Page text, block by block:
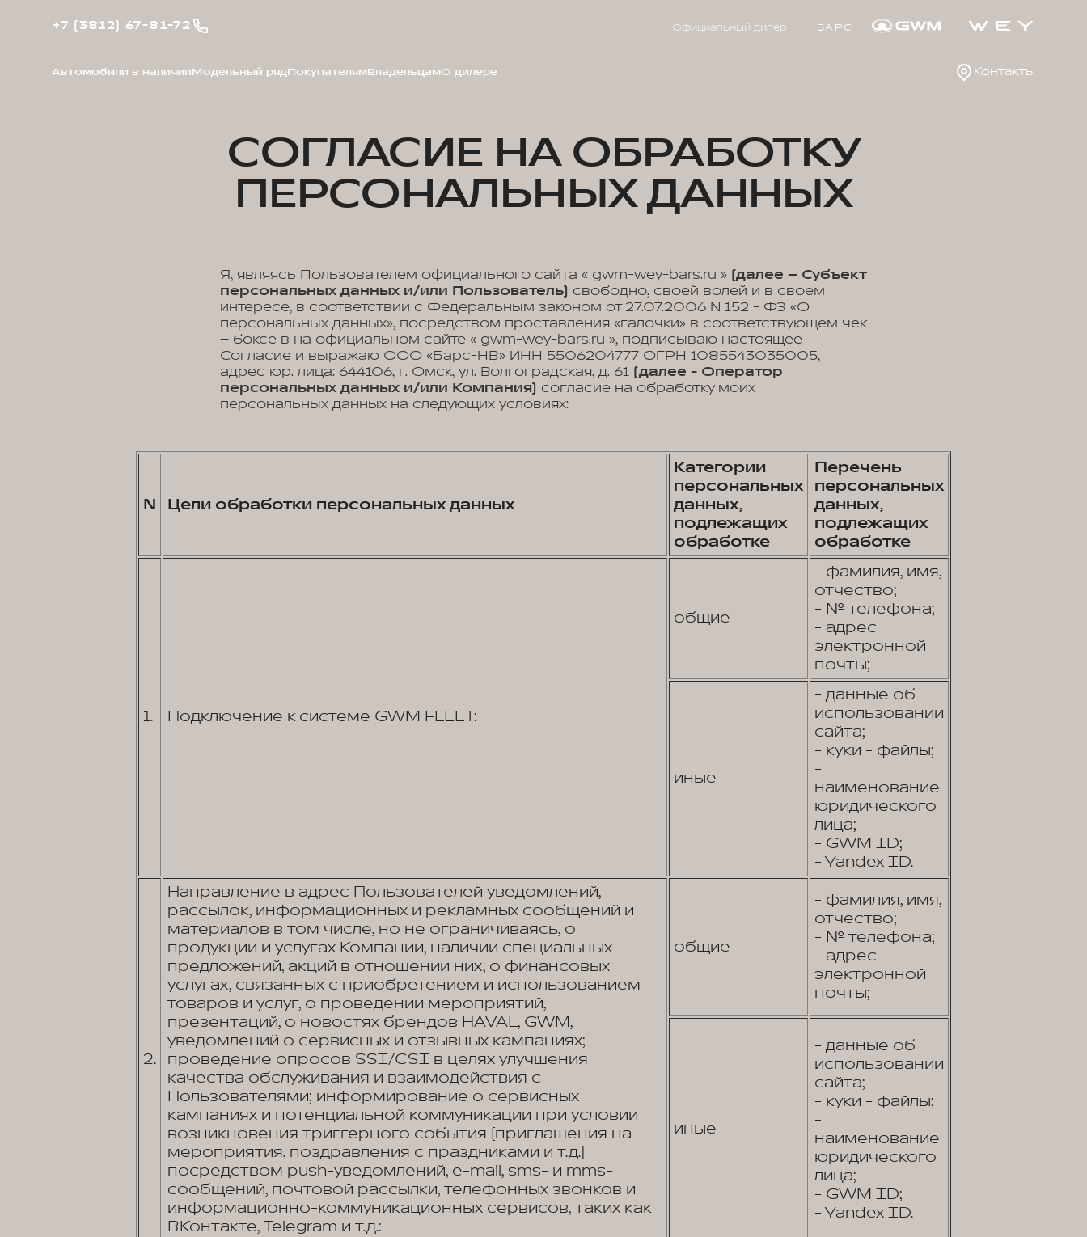
Официальный дилер БАРС
Контакты
+7 (3812) 67-81-72
Автомобили в наличииМодельный рядПокупателямВладельцамО дилере
СОГЛАСИЕ НА ОБРАБОТКУ
ПЕРСОНАЛЬНЫХ ДАННЫХ
Я, являясь Пользователем официального сайта « gwm-wey-bars.ru » (далее – Субъект
персональных данных и/или Пользователь) свободно, своей волей и в своем
интересе, в соответствии с Федеральным законом от 27.07.2006 N 152 - ФЗ «О
персональных данных», посредством проставления «галочки» в соответствующем чек
– боксе в на официальном сайте « gwm-wey-bars.ru », подписываю настоящее
Согласие и выражаю ООО «Барс-НВ» ИНН 5506204777 ОГРН 1085543035005,
адрес юр. лица: 644106, г. Омск, ул. Волгоградская, д. 61 (далее - Оператор
персональных данных и/или Компания) согласие на обработку моих
персональных данных на следующих условиях:
N Цели обработки персональных данных
Категории
персональных
данных,
подлежащих
обработке
Перечень
персональных
данных,
подлежащих
обработке
1. Подключение к системе GWM FLEET:
общие
- фамилия, имя,
отчество;
- № телефона;
- адрес
электронной
почты;
иные
- данные об
использовании
сайта;
- куки - файлы;
-
наименование
юридического
лица;
- GWM ID;
- Yandex ID.
2.
Направление в адрес Пользователей уведомлений,
рассылок, информационных и рекламных сообщений и
материалов в том числе, но не ограничиваясь, о
продукции и услугах Компании, наличии специальных
предложений, акций в отношении них, о финансовых
услугах, связанных с приобретением и использованием
товаров и услуг, о проведении мероприятий,
презентаций, о новостях брендов HAVAL, GWM,
уведомлений о сервисных и отзывных кампаниях;
проведение опросов SSI/CSI в целях улучшения
качества обслуживания и взаимодействия с
Пользователями; информирование о сервисных
кампаниях и потенциальной коммуникации при условии
возникновения триггерного события (приглашения на
мероприятия, поздравления с праздниками и т.д.)
посредством push-уведомлений, e-mail, sms- и mms-
сообщений, почтовой рассылки, телефонных звонков и
информационно-коммуникационных сервисов, таких как
ВКонтакте, Telegram и т.д.:
общие
- фамилия, имя,
отчество;
- № телефона;
- адрес
электронной
почты;
иные
- данные об
использовании
сайта;
- куки - файлы;
-
наименование
юридического
лица;
- GWM ID;
- Yandex ID.